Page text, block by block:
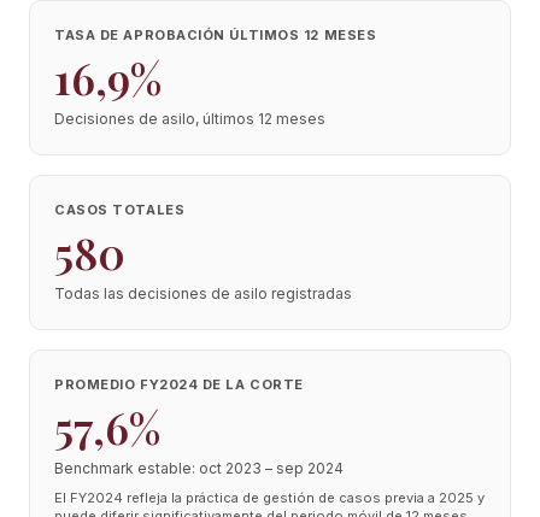
TASA DE APROBACIÓN ÚLTIMOS 12 MESES
16,9%
Decisiones de asilo, últimos 12 meses
CASOS TOTALES
580
Todas las decisiones de asilo registradas
PROMEDIO FY2024 DE LA CORTE
57,6%
Benchmark estable: oct 2023 – sep 2024
El FY2024 refleja la práctica de gestión de casos previa a 2025 y